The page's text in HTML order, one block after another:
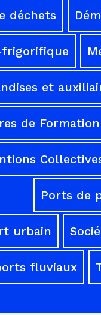
déchets
et
de
Ports de
urbain
fluviaux